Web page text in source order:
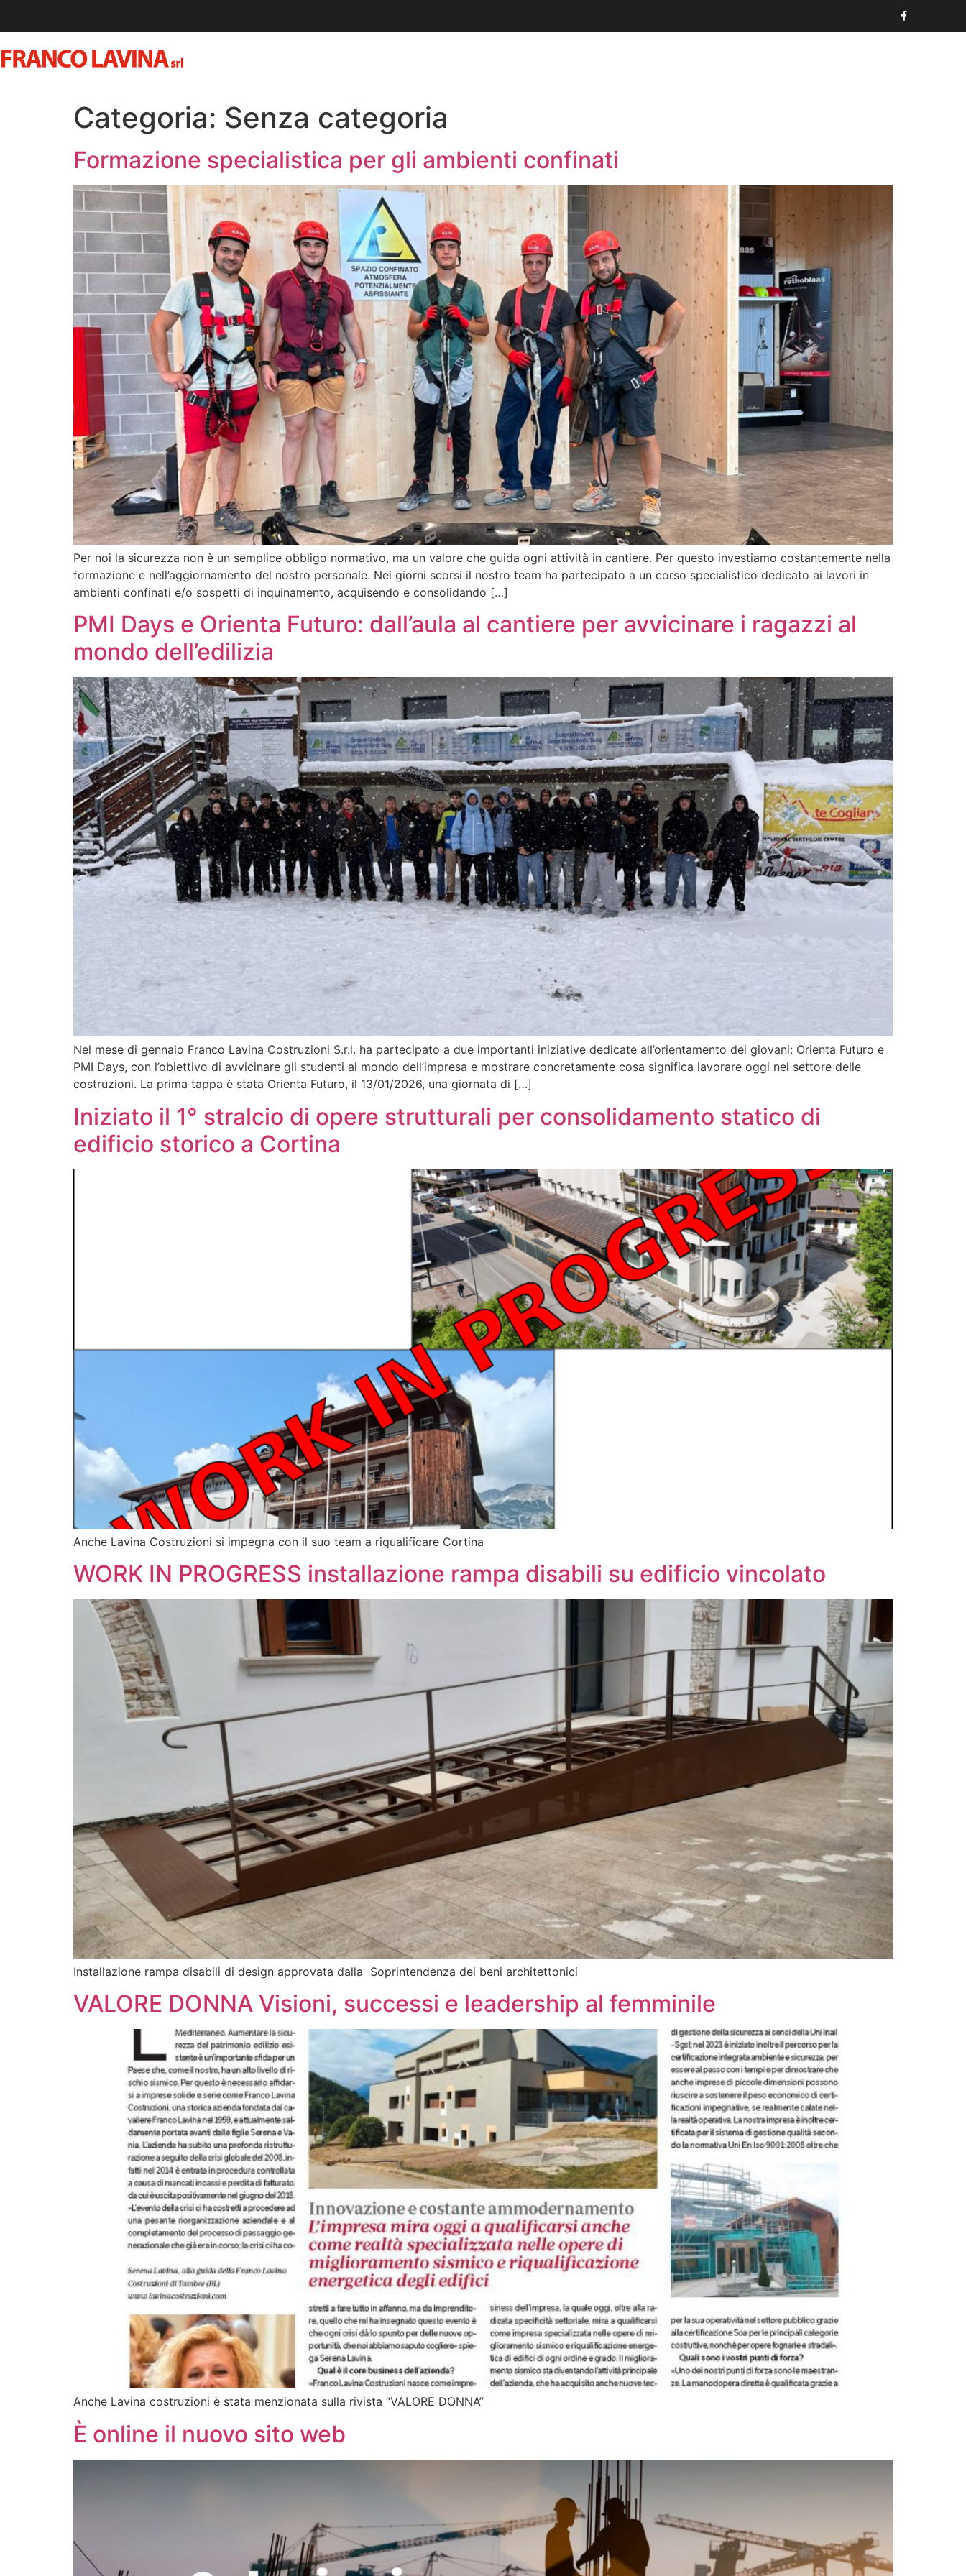
Categoria: Senza categoria
Formazione specialistica per gli ambienti confinati
Per noi la sicurezza non è un semplice obbligo normativo, ma un valore che guida ogni attività in cantiere. Per questo investiamo costantemente nella
formazione e nell’aggiornamento del nostro personale. Nei giorni scorsi il nostro team ha partecipato a un corso specialistico dedicato ai lavori in
ambienti confinati e/o sospetti di inquinamento, acquisendo e consolidando […]
PMI Days e Orienta Futuro: dall’aula al cantiere per avvicinare i ragazzi al
mondo dell’edilizia
Nel mese di gennaio Franco Lavina Costruzioni S.r.l. ha partecipato a due importanti iniziative dedicate all’orientamento dei giovani: Orienta Futuro e
PMI Days, con l’obiettivo di avvicinare gli studenti al mondo dell’impresa e mostrare concretamente cosa significa lavorare oggi nel settore delle
costruzioni. La prima tappa è stata Orienta Futuro, il 13/01/2026, una giornata di […]
Iniziato il 1° stralcio di opere strutturali per consolidamento statico di
edificio storico a Cortina
Anche Lavina Costruzioni si impegna con il suo team a riqualificare Cortina
WORK IN PROGRESS installazione rampa disabili su edificio vincolato
Installazione rampa disabili di design approvata dalla Soprintendenza dei beni architettonici
VALORE DONNA Visioni, successi e leadership al femminile
Anche Lavina costruzioni è stata menzionata sulla rivista “VALORE DONNA”
È online il nuovo sito web